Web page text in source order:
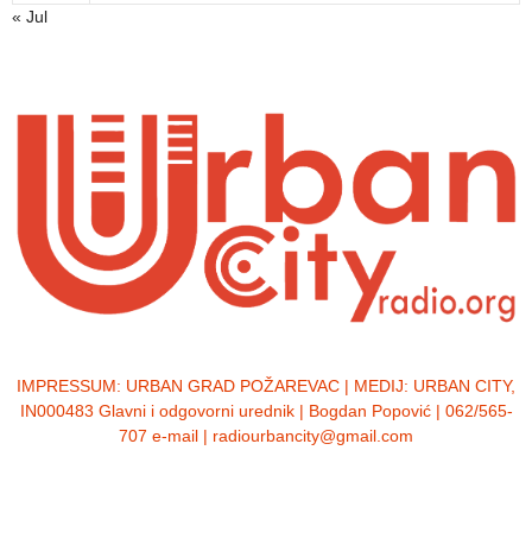
« Jul
IMPRESSUM: URBAN GRAD POŽAREVAC | MEDIJ: URBAN CITY,
IN000483 Glavni i odgovorni urednik | Bogdan Popović | 062/565-
707 e-mail | radiourbancity@gmail.com